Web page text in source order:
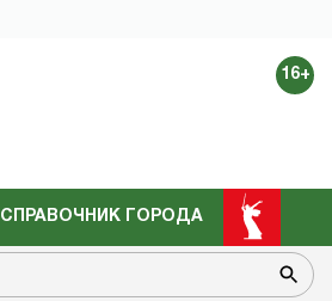
16+
СПРАВОЧНИК ГОРОДА